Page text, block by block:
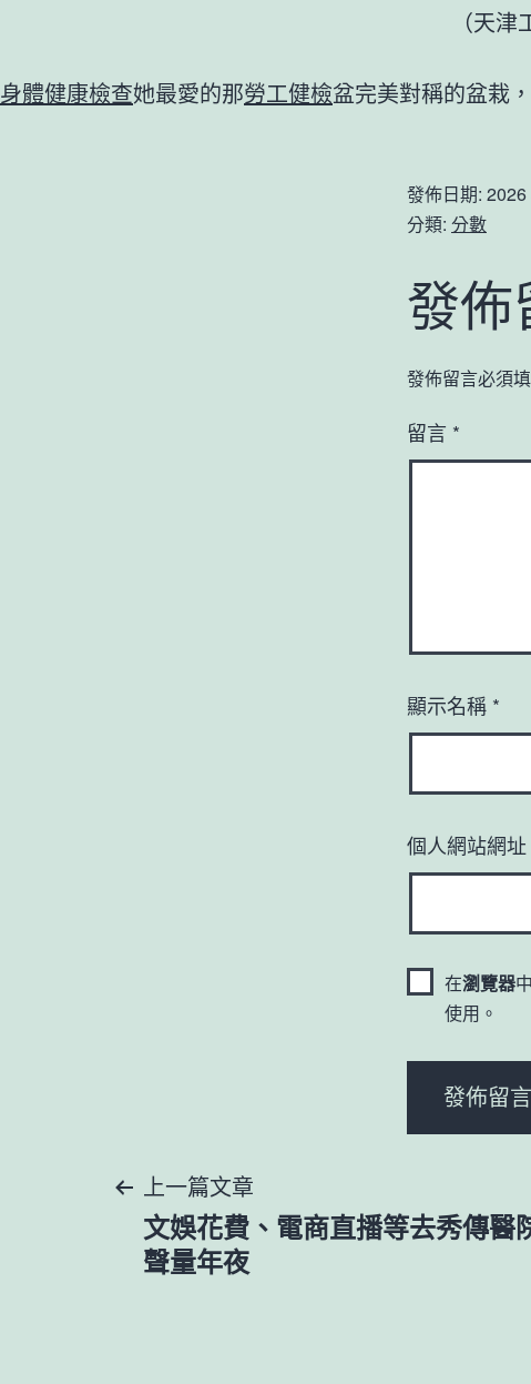
（天津
身體健康檢查她最愛的那勞工健檢盆完美對稱的盆栽
發佈日期: 2026
分類: 分數
發佈
發佈留言必須
留言 *
顯示名稱 *
個人網站網址
在瀏覽器
使用。
文
章
上一篇文章
文娛花費、電商直播等去秀傳醫
聲量年夜